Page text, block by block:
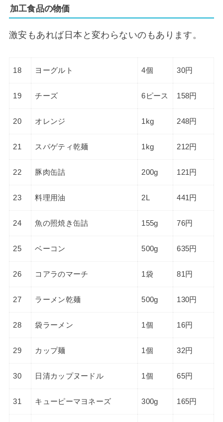
加工食品の物価
激安もあれば日本と変わらないのもあります。
18 ヨーグルト 4個 30円
19 チーズ 6ピース 158円
20 オレンジ 1kg 248円
21 スパゲティ乾麺 1kg 212円
22 豚肉缶詰 200g 121円
23 料理用油 2L 441円
24 魚の照焼き缶詰 155g 76円
25 ベーコン 500g 635円
26 コアラのマーチ 1袋 81円
27 ラーメン乾麺 500g 130円
28 袋ラーメン 1個 16円
29 カップ麺 1個 32円
30 日清カップヌードル 1個 65円
31 キューピーマヨネーズ 300g 165円